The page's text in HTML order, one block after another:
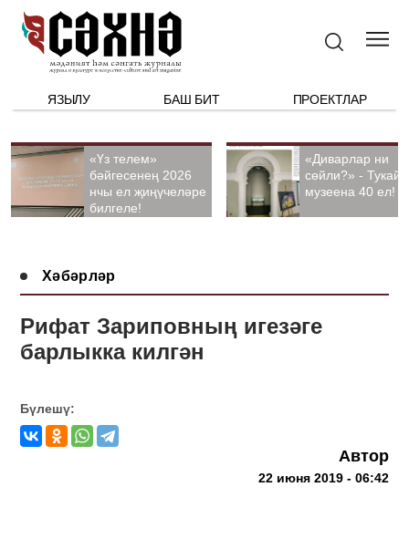
ЯЗЫЛУ БАШ БИТ ПРОЕКТЛАР
«Үз телем»
бәйгесенең 2026
нчы ел җиңүчеләре
билгеле!
«Диварлар ни
сөйли?» - Тукай
музеена 40 ел!
Хәбәрләр
Рифат Зариповның игезәге
барлыкка килгән
Бүлешү:
Автор
22 июня 2019 - 06:42